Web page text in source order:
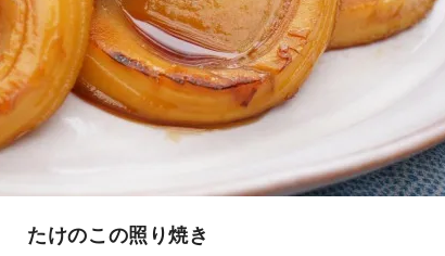
たけのこの照り焼き